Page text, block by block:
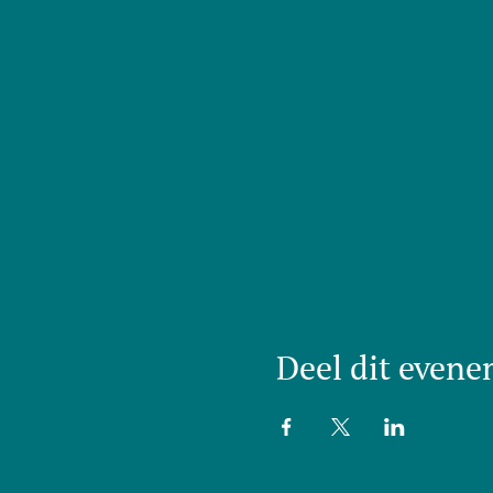
Deel dit